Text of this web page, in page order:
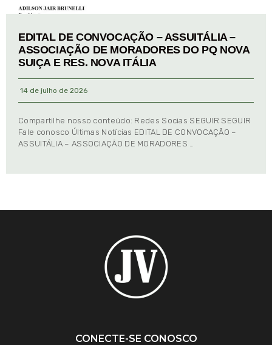
EDITAL DE CONVOCAÇÃO – ASSUITÁLIA –
ASSOCIAÇÃO DE MORADORES DO PQ NOVA
SUIÇA E RES. NOVA ITÁLIA
14 de julho de 2026
Compartilhe nosso conteúdo: Redes Socias SEGUIR SEGUIR
Fale conosco Últimas Notícias EDITAL DE CONVOCAÇÃO –
ASSUITÁLIA – ASSOCIAÇÃO DE MORADORES …
CONECTE-SE CONOSCO